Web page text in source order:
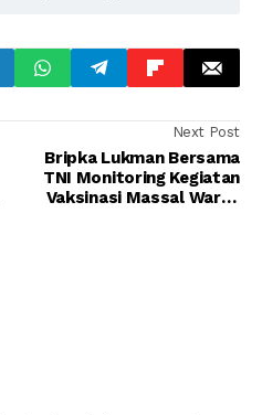
Next Post
Bripka Lukman Bersama
TNI Monitoring Kegiatan
Vaksinasi Massal Warga